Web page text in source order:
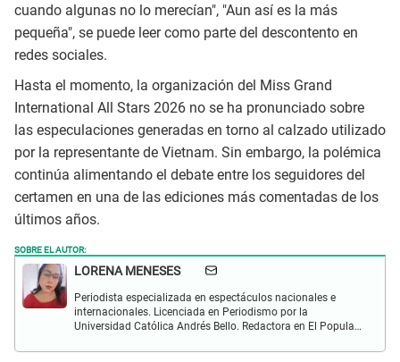
cuando algunas no lo merecían", "Aun así es la más
pequeña", se puede leer como parte del descontento en
redes sociales.
Hasta el momento, la organización del Miss Grand
International All Stars 2026 no se ha pronunciado sobre
las especulaciones generadas en torno al calzado utilizado
por la representante de Vietnam. Sin embargo, la polémica
continúa alimentando el debate entre los seguidores del
certamen en una de las ediciones más comentadas de los
últimos años.
SOBRE EL AUTOR:
LORENA MENESES
Periodista especializada en espectáculos nacionales e
internacionales. Licenciada en Periodismo por la
Universidad Católica Andrés Bello. Redactora en El Popular.
celebridades.